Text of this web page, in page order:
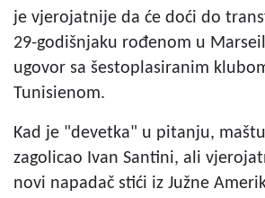
je vjerojatnije da će doći do
29-godišnjaku rođenom u
ugovor sa šestoplasiranim
Tunisienom.
Kad je "devetka" u pitanju,
zagolicao Ivan Santini, ali
novi napadač stići iz Južne